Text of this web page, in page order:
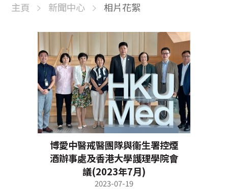
主頁 新聞中心 相片花絮
博愛中醫戒醫團隊與衞生署控煙
酒辦事處及香港大學護理學院會
議(2023年7月)
2023-07-19